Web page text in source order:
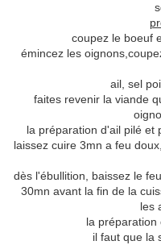
coupez le boeuf
émincez les
ail, sel
faites revenir la viande
la préparation d'ail pilé et
laissez cuire 3mn a feu
dès l'ébullition, baissez le
30mn avant la fin de la
les
la préparation
il faut que la